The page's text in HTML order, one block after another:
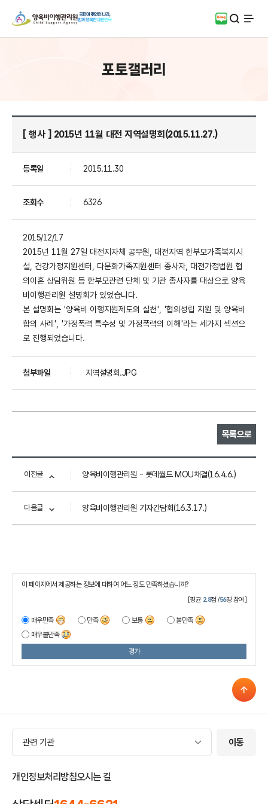
블로그검색
전체
포토갤러리
[ 행사 ] 2015년 11월 대전 지역설명회(2015.11.27.)
등록일 2015.11.30
조회수 6326
2015/12/17
2015년 11 월 27일 대전지자체 공무원
대전지역 한부모가족복지시
설
건강가정지원센터 다문화가족지원센터 종사자 대전가정법원 협
의이혼 상담위원 등 한부모관련 단체 및 기관 종사자를 대상으로 양육
비이행관리원 설명회가 있었습니다.
본 설명회는 '양육비 이행지원제도의 실천', '협의성립 지원 및 양육비
합의 사레 ', '가정폭력 특수성 및 가정폭력의 이해'라는 세가지 섹션으
로 진행되었습니다.
첨부파일 지역설명회.JPG
목록으로
이전글 양육비이행관리원 - 롯데월드 MOU채결(16.4.6.)
다음글 양육비이행관리원 기자간담회(16.3.17.)
이 페이지에서 제공하는 정보에 대하여 어느 정도 만족하셨습니까?
[평균 2.8점 /56명 참여]
매우만족 만족 보통
불만족
매우불만족
평가
관련 기관
관련 기관 이동
개인정보처리방침오시는 길